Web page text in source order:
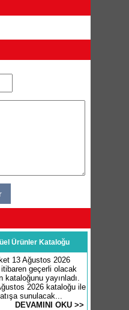
Ürünler Kataloğu
13 Ağustos 2026
geçerli olacak
kataloğunu yayınladı.
2026 kataloğu ile
sunulacak...
DEVAMINI OKU >>